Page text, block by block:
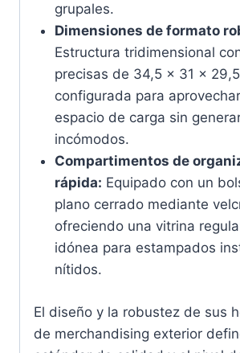
grupales.
Dimensiones de formato
Estructura tridimensional
precisas de 34,5 x 31 x
configurada para
espacio de carga sin
incómodos.
Compartimentos de
rápida: Equipado con un
plano cerrado mediante
ofreciendo una vitrina
idónea para estampados
nítidos.
El diseño y la robustez de sus
de merchandising exterior